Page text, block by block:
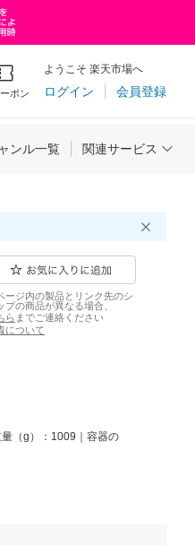
ポン
ようこそ 楽天市場へ
ログイン 会員登録
ンル一覧 関連サービス
ージ内の製品とリンク先のシ
プの商品が異なる場合、
ら までご連絡ください
について
（g）：1009｜容器の